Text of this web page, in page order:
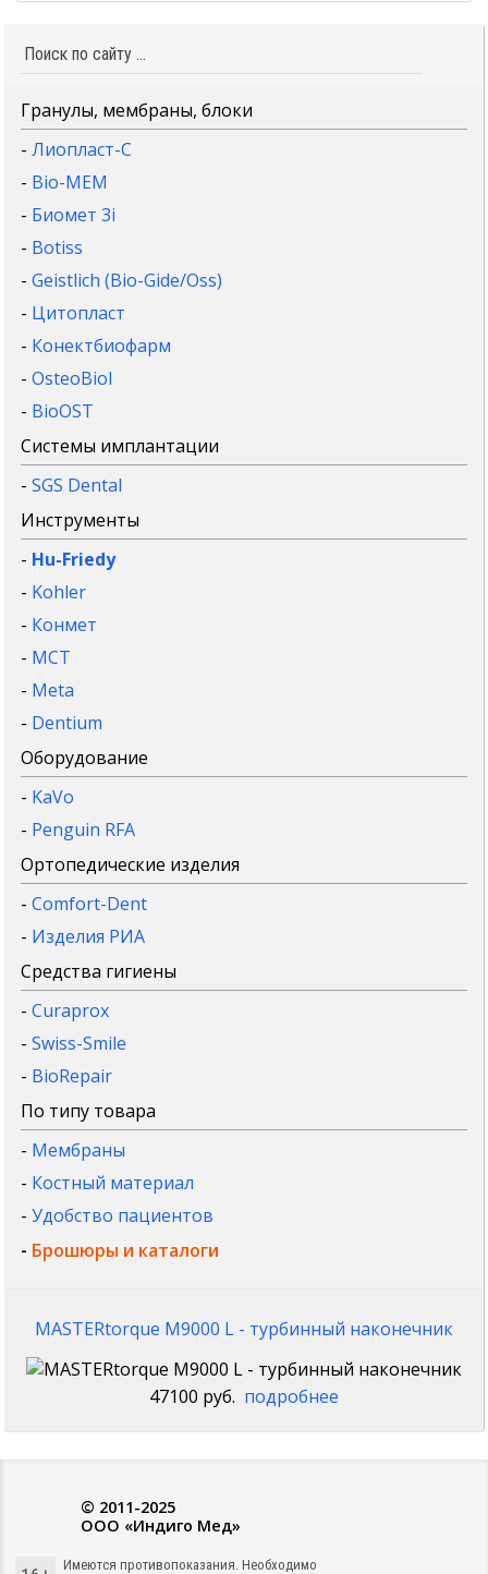
Гранулы, мембраны, блоки
-Лиопласт-С
- Bio-MEM
- Биомет 3i
- Botiss
-Geistlich (Bio-Gide/Oss)
- Цитопласт
- Конектбиофарм
-OsteoBiol
- BioOST
Системы имплантации
-SGS Dental
Инструменты
- Hu-Friedy
- Kohler
- Конмет
- MCT
- Meta
- Dentium
Оборудование
- KaVo
- Penguin RFA
Ортопедические изделия
-Comfort-Dent
- Изделия РИА
Средства гигиены
-Curaprox
-Swiss-Smile
- BioRepair
По типу товара
- Мембраны
- Костный материал
-Удобство пациентов
- Брошюры и каталоги
MASTERtorque M9000 L - турбинный наконечник
47100 руб. подробнее
© 2011-2025
ООО «Индиго Мед»
Имеются противопоказания. Необходимо